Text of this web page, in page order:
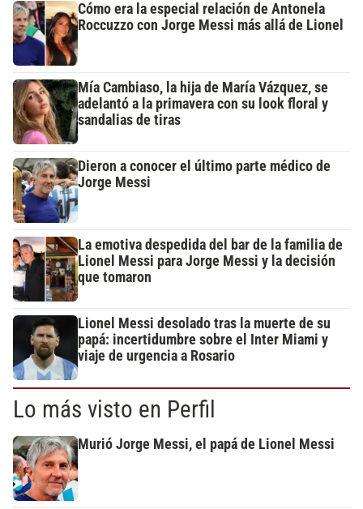
Cómo era la especial relación de Antonela
Roccuzzo con Jorge Messi más allá de Lionel
Mía Cambiaso, la hija de María Vázquez, se
adelantó a la primavera con su look floral y
sandalias de tiras
Dieron a conocer el último parte médico de
Jorge Messi
La emotiva despedida del bar de la familia de
Lionel Messi para Jorge Messi y la decisión
que tomaron
Lionel Messi desolado tras la muerte de su
papá: incertidumbre sobre el Inter Miami y
viaje de urgencia a Rosario
Lo más visto en Perfil
Murió Jorge Messi, el papá de Lionel Messi